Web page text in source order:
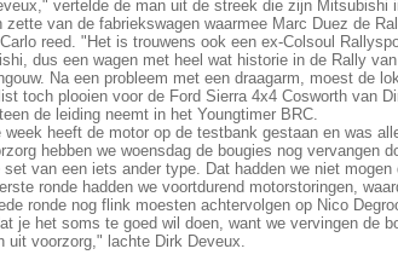
vertelde de man uit de streek die zijn Mitsubishi
zette van de fabriekswagen waarmee Marc Duez de
reed. "Het is trouwens ook een ex-Colsoul
dus een wagen met heel wat historie in de Rally van
Na een probleem met een draagarm, moest de
toch plooien voor de Ford Sierra 4x4 Cosworth van
de leiding neemt in het Youngtimer BRC.
week heeft de motor op de testbank gestaan en was
hebben we woensdag de bougies nog vervangen
set van een iets ander type. Dat hadden we niet mogen
ronde hadden we voortdurend motorstoringen,
ronde nog flink moesten achtervolgen op Nico
je het soms te goed wil doen, want we vervingen de
uit voorzorg," lachte Dirk Deveux.